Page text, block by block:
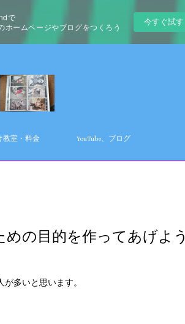
で
ホームページやブログをつくろう
今すぐ試す
教室・料金 YouTube、ブログ
の目的を作ってあげよう
多いと思います。